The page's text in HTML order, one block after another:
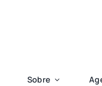
Sobre